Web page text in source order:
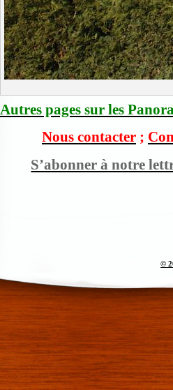
Autres pages sur les
Nous contacter ;
S’abonner à notre
©